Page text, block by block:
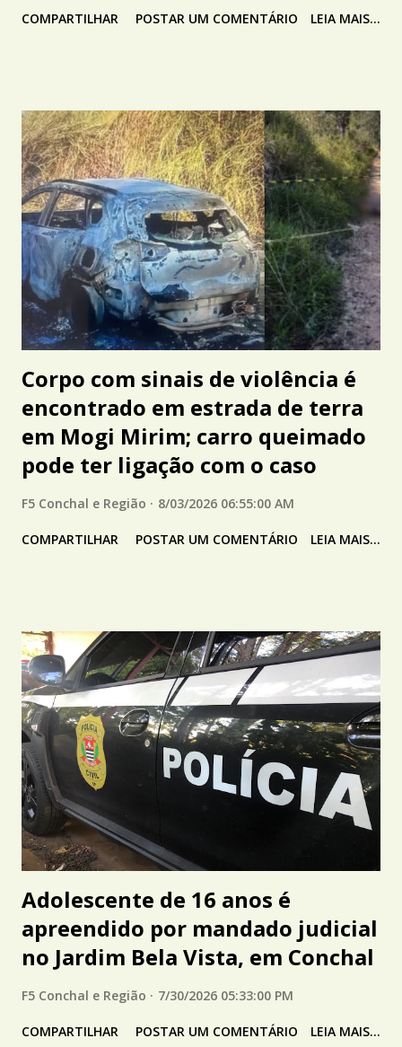
COMPARTILHAR POSTAR UM COMENTÁRIO LEIA MAIS...
Corpo com sinais de violência é
encontrado em estrada de terra
em Mogi Mirim; carro queimado
pode ter ligação com o caso
F5 Conchal e Região 8/03/2026 06:55:00 AM
COMPARTILHAR POSTAR UM COMENTÁRIO LEIA MAIS...
Adolescente de 16 anos é
apreendido por mandado judicial
no Jardim Bela Vista, em Conchal
F5 Conchal e Região 7/30/2026 05:33:00 PM
COMPARTILHAR POSTAR UM COMENTÁRIO LEIA MAIS...